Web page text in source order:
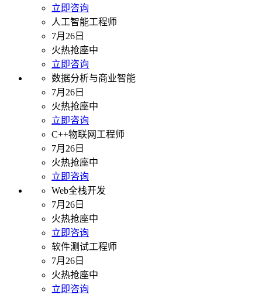
立即咨询
人工智能工程师
7月26日
火热抢座中
立即咨询
数据分析与商业智能
7月26日
火热抢座中
立即咨询
C++物联网工程师
7月26日
火热抢座中
立即咨询
Web全栈开发
7月26日
火热抢座中
立即咨询
软件测试工程师
7月26日
火热抢座中
立即咨询